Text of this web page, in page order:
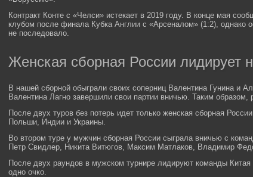
Контракт Конте с «Челси» истекает в 2019 году. В конце мая
клубом после финала Кубка Англии с «Арсеналом» (1:2), однако
не последовало.
Женская сборная России лидирует
В нашей сборной обыграли своих соперниц Валентина Гунина и
Валентина Лагно завершили свои партии вничью. Таким образом,
После двух туров без потерь идет только женская сборная
Польши, Индии и Украины.
Во втором туре у мужчин сборная России сыграла вничью с
Петр Свидлер, Никита Витюгов, Максим Матлаков, Владимир
После двух раундов в мужском турнире лидируют команды
одно очко.